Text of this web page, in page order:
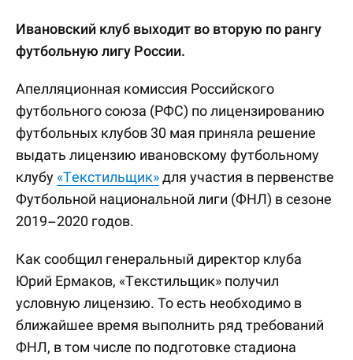
Ивановский клуб выходит во вторую по рангу
футбольную лигу России.
Апелляционная комиссия Российского
футбольного союза (РФС) по лицензированию
футбольных клубов 30 мая приняла решение
выдать лицензию ивановскому футбольному
клубу «Текстильщик»для участия в первенстве
Футбольной национальной лиги (ФНЛ) в сезоне
2019–2020 годов.
Как сообщил генеральный директор клуба
Юрий Ермаков, «Текстильщик» получил
условную лицензию. То есть необходимо в
ближайшее время выполнить ряд требований
ФНЛ, в том числе по подготовке стадиона